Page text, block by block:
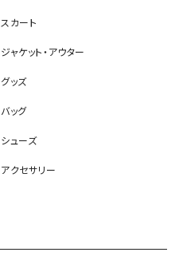
スカート
ジャケット・アウター
グッズ
バッグ
シューズ
アクセサリー